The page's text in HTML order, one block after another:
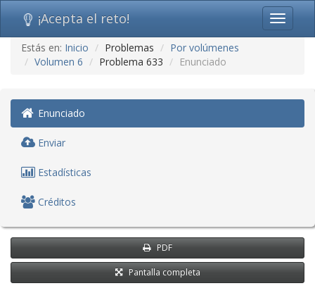
Ir
contenido
navegación)
Toggle
¡Acepta el reto!
Estás en: Inicio Problemas
Por volúmenes
Volumen 6
Problema 633 Enunciado
Enunciado
Enviar
Estadísticas
Créditos
PDF
Pantalla completa